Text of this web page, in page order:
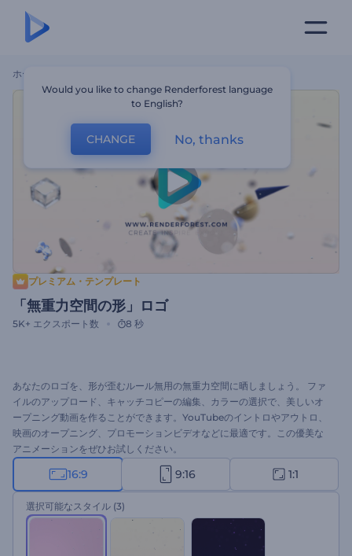
ホーム
プレミアム・テンプレート
「無重力空間の形」ロゴ
5K+ エクスポート数 8 秒
あなたのロゴを、形が歪むルール無用の無重力空間に晒しましょう。 ファ
イルのアップロード、キャッチコピーの編集、カラーの選択で、美しいオ
ープニング動画を作ることができます。YouTubeのイントロやアウトロ、
映画のオープニング、プロモーションビデオなどに最適です。この優美な
アニメーションをぜひお試しください。
16:9 9:16 1:1
選択可能なスタイル (3)
Would you like to change Renderforest language
to English?
CHANGE No, thanks